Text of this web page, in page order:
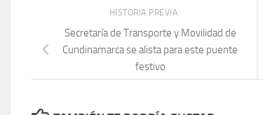
HISTORIA PREVIA
Secretaría de Transporte y Movilidad de
Cundinamarca se alista para este puente
festivo